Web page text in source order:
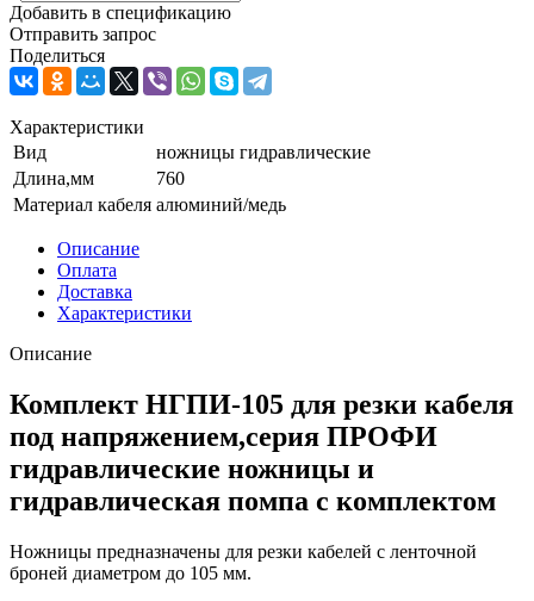
Добавить в спецификацию
Отправить запрос
Поделиться
Характеристики
Вид
ножницы гидравлические
Длина,мм
760
Материал кабеля алюминий/медь
Описание
Оплата
Доставка
Характеристики
Описание
Комплект НГПИ-105 для резки кабеля
под напряжением,серия ПРОФИ
гидравлические ножницы и
гидравлическая помпа с комплектом
Ножницы предназначены для резки кабелей с ленточной
броней диаметром до 105 мм.